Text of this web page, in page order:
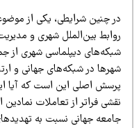
چنین شرایطی، یکی از موضوعاتی
بین‌الملل شهری و مدیریت
دیپلماسی شهری از جمله
در شبکه‌های جهانی و
اصلی این است که آیا این
فراتر از تعاملات نمادین ایفا
جهانی نسبت به تهدیدهای